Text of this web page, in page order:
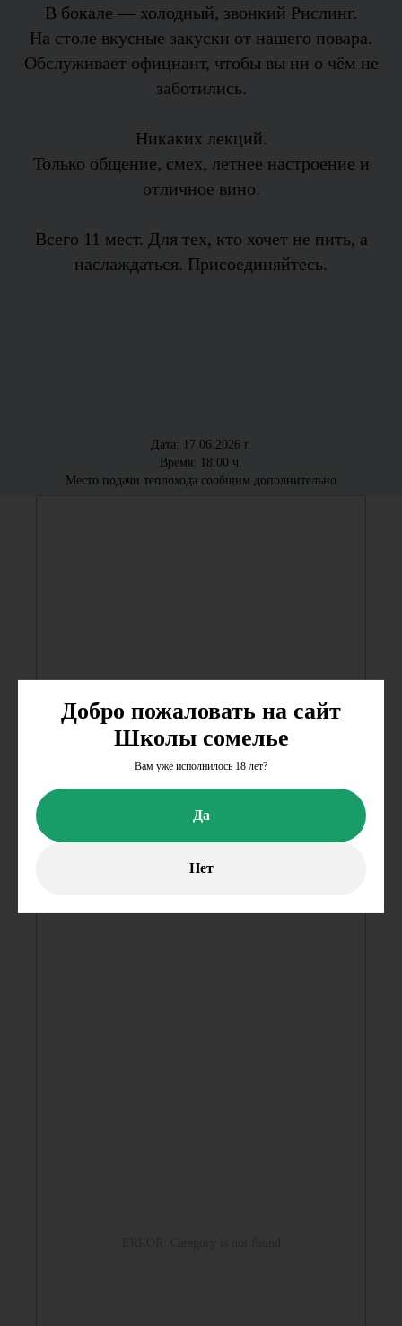
Добро пожаловать на сайт
Школы сомелье
Вам уже исполнилось 18 лет?
Да
Нет
В бокале — холодный, звонкий Рислинг.
На столе вкусные закуски от нашего повара.
Обслуживает официант, чтобы вы ни о чём не
заботились.
Никаких лекций.
Только общение, смех, летнее настроение и
отличное вино.
Всего 11 мест. Для тех, кто хочет не пить, а
наслаждаться. Присоединяйтесь.
Дата: 17.06.2026 г.
Время: 18:00 ч.
Место подачи теплохода сообщим дополнительно